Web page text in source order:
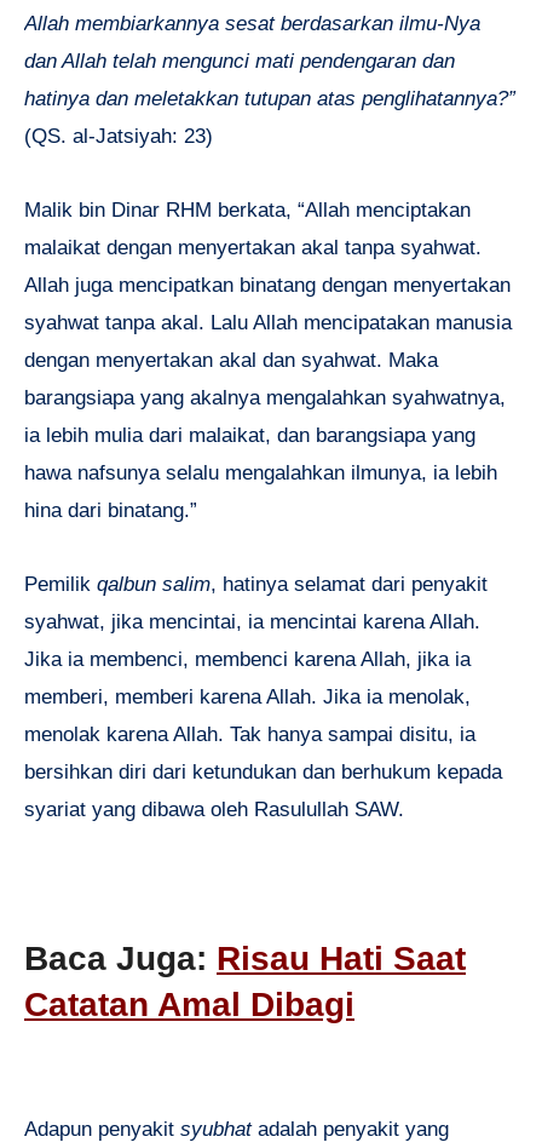
Allah membiarkannya sesat berdasarkan ilmu-Nya
dan Allah telah mengunci mati pendengaran dan
hatinya dan meletakkan tutupan atas penglihatannya?”
(QS. al-Jatsiyah: 23)
Malik bin Dinar RHM berkata, “Allah menciptakan
malaikat dengan menyertakan akal tanpa syahwat.
Allah juga mencipatkan binatang dengan menyertakan
syahwat tanpa akal. Lalu Allah mencipatakan manusia
dengan menyertakan akal dan syahwat. Maka
barangsiapa yang akalnya mengalahkan syahwatnya,
ia lebih mulia dari malaikat, dan barangsiapa yang
hawa nafsunya selalu mengalahkan ilmunya, ia lebih
hina dari binatang.”
Pemilik qalbun salim, hatinya selamat dari penyakit
syahwat, jika mencintai, ia mencintai karena Allah.
Jika ia membenci, membenci karena Allah, jika ia
memberi, memberi karena Allah. Jika ia menolak,
menolak karena Allah. Tak hanya sampai disitu, ia
bersihkan diri dari ketundukan dan berhukum kepada
syariat yang dibawa oleh Rasulullah SAW.
Baca Juga: Risau Hati Saat
Catatan Amal Dibagi
Adapun penyakit syubhatadalah penyakit yang